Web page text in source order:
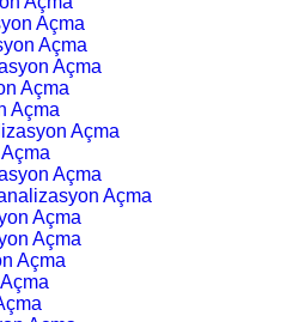
Açma
Açma
Açma
Açma
Açma
Açma
Açma
Açma
Açma
Açma
Açma